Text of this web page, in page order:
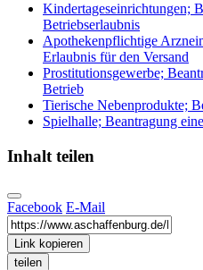
Kindertageseinrichtungen;
Betriebserlaubnis
Apothekenpflichtige
Erlaubnis für den Versand
Prostitutionsgewerbe;
Betrieb
Tierische Nebenprodukte;
Spielhalle; Beantragung
Inhalt teilen
Facebook E-Mail
Link kopieren
teilen